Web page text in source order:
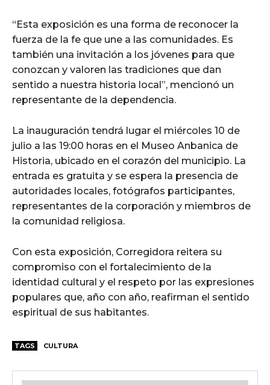
“Esta exposición es una forma de reconocer la
fuerza de la fe que une a las comunidades. Es
también una invitación a los jóvenes para que
conozcan y valoren las tradiciones que dan
sentido a nuestra historia local”, mencionó un
representante de la dependencia.
La inauguración tendrá lugar el miércoles 10 de
julio a las 19:00 horas en el Museo Anbanica de
Historia, ubicado en el corazón del municipio. La
entrada es gratuita y se espera la presencia de
autoridades locales, fotógrafos participantes,
representantes de la corporación y miembros de
la comunidad religiosa.
Con esta exposición, Corregidora reitera su
compromiso con el fortalecimiento de la
identidad cultural y el respeto por las expresiones
populares que, año con año, reafirman el sentido
espiritual de sus habitantes.
TAGS CULTURA